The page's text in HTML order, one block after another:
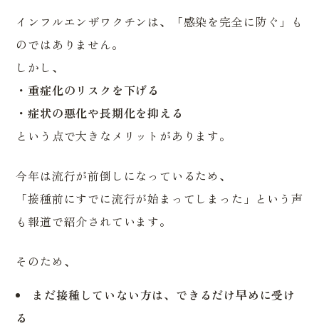
インフルエンザワクチンは、「感染を完全に防ぐ」も
のではありません。
しかし、
・重症化のリスクを下げる
・症状の悪化や長期化を抑える
という点で大きなメリットがあります。
今年は流行が前倒しになっているため、
「接種前にすでに流行が始まってしまった」という声
も報道で紹介されています。
そのため、
まだ接種していない方は、できるだけ早めに受け
る